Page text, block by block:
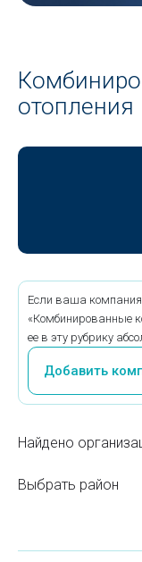
отопления
Если ваша компания
«Комбинированные
ее в эту рубрику
Добавить
Найдено
Выбрать район